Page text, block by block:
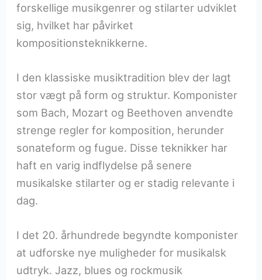
forskellige musikgenrer og stilarter udviklet
sig, hvilket har påvirket
kompositionsteknikkerne.
I den klassiske musiktradition blev der lagt
stor vægt på form og struktur. Komponister
som Bach, Mozart og Beethoven anvendte
strenge regler for komposition, herunder
sonateform og fugue. Disse teknikker har
haft en varig indflydelse på senere
musikalske stilarter og er stadig relevante i
dag.
I det 20. århundrede begyndte komponister
at udforske nye muligheder for musikalsk
udtryk. Jazz, blues og rockmusik